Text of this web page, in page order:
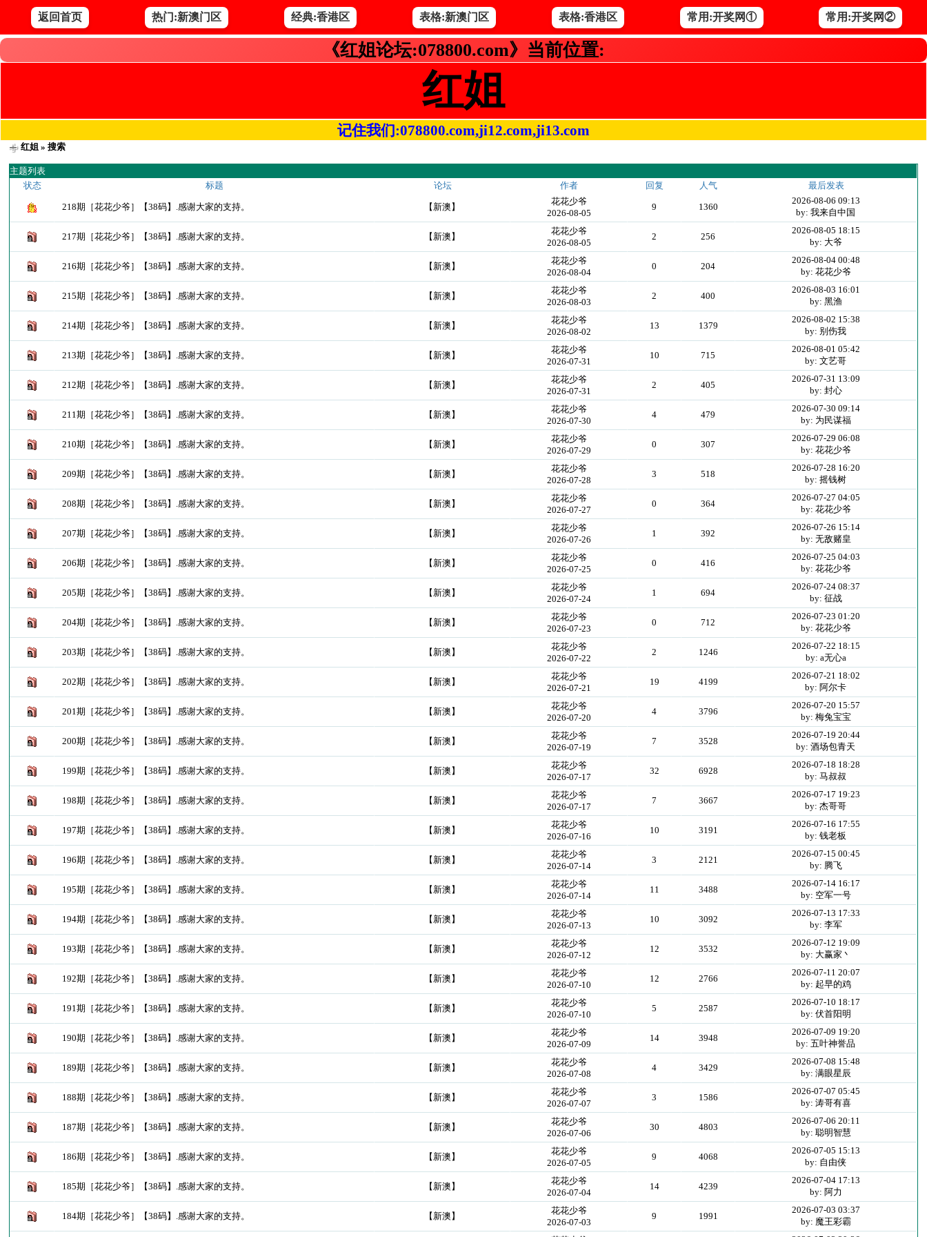
返回首页 热门:新澳门区 经典:香港区 表格:新澳门区 表格:香港区 常用:开奖网① 常用:开奖网②
《红姐论坛:078800.com》当前位置:
红姐
记住我们:078800.com,ji12.com,ji13.com
红姐 » 搜索
主题列表
状态
标题 论坛 作者 回复 人气 最后发表
218期［花花少爷］【38码】.感谢大家的支持。 【新澳】
花花少爷
2026-08-05
9 1360
2026-08-06 09:13
by: 我来自中国
217期［花花少爷］【38码】.感谢大家的支持。 【新澳】
花花少爷
2026-08-05
2 256
2026-08-05 18:15
by: 大爷
216期［花花少爷］【38码】.感谢大家的支持。 【新澳】
花花少爷
2026-08-04
0 204
2026-08-04 00:48
by: 花花少爷
215期［花花少爷］【38码】.感谢大家的支持。 【新澳】
花花少爷
2026-08-03
2 400
2026-08-03 16:01
by: 黑渔
214期［花花少爷］【38码】.感谢大家的支持。 【新澳】
花花少爷
2026-08-02
13 1379
2026-08-02 15:38
by: 别伤我
213期［花花少爷］【38码】.感谢大家的支持。 【新澳】
花花少爷
2026-07-31
10 715
2026-08-01 05:42
by: 文艺哥
212期［花花少爷］【38码】.感谢大家的支持。 【新澳】
花花少爷
2026-07-31
2 405
2026-07-31 13:09
by: 封心
211期［花花少爷］【38码】.感谢大家的支持。 【新澳】
花花少爷
2026-07-30
4 479
2026-07-30 09:14
by: 为民谋福
210期［花花少爷］【38码】.感谢大家的支持。 【新澳】
花花少爷
2026-07-29
0 307
2026-07-29 06:08
by: 花花少爷
209期［花花少爷］【38码】.感谢大家的支持。 【新澳】
花花少爷
2026-07-28
3 518
2026-07-28 16:20
by: 摇钱树
208期［花花少爷］【38码】.感谢大家的支持。 【新澳】
花花少爷
2026-07-27
0 364
2026-07-27 04:05
by: 花花少爷
207期［花花少爷］【38码】.感谢大家的支持。 【新澳】
花花少爷
2026-07-26
1 392
2026-07-26 15:14
by: 无敌赌皇
206期［花花少爷］【38码】.感谢大家的支持。 【新澳】
花花少爷
2026-07-25
0 416
2026-07-25 04:03
by: 花花少爷
205期［花花少爷］【38码】.感谢大家的支持。 【新澳】
花花少爷
2026-07-24
1 694
2026-07-24 08:37
by: 征战
204期［花花少爷］【38码】.感谢大家的支持。 【新澳】
花花少爷
2026-07-23
0 712
2026-07-23 01:20
by: 花花少爷
203期［花花少爷］【38码】.感谢大家的支持。 【新澳】
花花少爷
2026-07-22
2 1246
2026-07-22 18:15
by: a无心a
202期［花花少爷］【38码】.感谢大家的支持。 【新澳】
花花少爷
2026-07-21
19 4199
2026-07-21 18:02
by: 阿尔卡
201期［花花少爷］【38码】.感谢大家的支持。 【新澳】
花花少爷
2026-07-20
4 3796
2026-07-20 15:57
by: 梅兔宝宝
200期［花花少爷］【38码】.感谢大家的支持。 【新澳】
花花少爷
2026-07-19
7 3528
2026-07-19 20:44
by: 酒场包青天
199期［花花少爷］【38码】.感谢大家的支持。 【新澳】
花花少爷
2026-07-17
32 6928
2026-07-18 18:28
by: 马叔叔
198期［花花少爷］【38码】.感谢大家的支持。 【新澳】
花花少爷
2026-07-17
7 3667
2026-07-17 19:23
by: 杰哥哥
197期［花花少爷］【38码】.感谢大家的支持。 【新澳】
花花少爷
2026-07-16
10 3191
2026-07-16 17:55
by: 钱老板
196期［花花少爷］【38码】.感谢大家的支持。 【新澳】
花花少爷
2026-07-14
3 2121
2026-07-15 00:45
by: 腾飞
195期［花花少爷］【38码】.感谢大家的支持。 【新澳】
花花少爷
2026-07-14
11 3488
2026-07-14 16:17
by: 空军一号
194期［花花少爷］【38码】.感谢大家的支持。 【新澳】
花花少爷
2026-07-13
10 3092
2026-07-13 17:33
by: 李军
193期［花花少爷］【38码】.感谢大家的支持。 【新澳】
花花少爷
2026-07-12
12 3532
2026-07-12 19:09
by: 大赢家丶
192期［花花少爷］【38码】.感谢大家的支持。 【新澳】
花花少爷
2026-07-10
12 2766
2026-07-11 20:07
by: 起早的鸡
191期［花花少爷］【38码】.感谢大家的支持。 【新澳】
花花少爷
2026-07-10
5 2587
2026-07-10 18:17
by: 伏首阳明
190期［花花少爷］【38码】.感谢大家的支持。 【新澳】
花花少爷
2026-07-09
14 3948
2026-07-09 19:20
by: 五叶神誉品
189期［花花少爷］【38码】.感谢大家的支持。 【新澳】
花花少爷
2026-07-08
4 3429
2026-07-08 15:48
by: 满眼星辰
188期［花花少爷］【38码】.感谢大家的支持。 【新澳】
花花少爷
2026-07-07
3 1586
2026-07-07 05:45
by: 涛哥有喜
187期［花花少爷］【38码】.感谢大家的支持。 【新澳】
花花少爷
2026-07-06
30 4803
2026-07-06 20:11
by: 聪明智慧
186期［花花少爷］【38码】.感谢大家的支持。 【新澳】
花花少爷
2026-07-05
9 4068
2026-07-05 15:13
by: 自由侠
185期［花花少爷］【38码】.感谢大家的支持。 【新澳】
花花少爷
2026-07-04
14 4239
2026-07-04 17:13
by: 阿力
184期［花花少爷］【38码】.感谢大家的支持。 【新澳】
花花少爷
2026-07-03
9 1991
2026-07-03 03:37
by: 魔王彩霸